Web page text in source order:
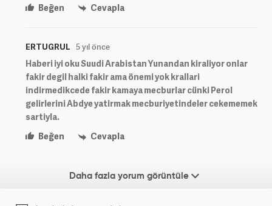
Beğen
Cevapla
ERTUGRUL 5 yıl önce
Haberi iyi oku Suudi Arabistan Yunandan kiraliyor onlar
fakir degil halki fakir ama önemi yok krallari
indirmedikcede fakir kamaya mecburlar cünki Perol
gelirlerini Abdye yatirmak mecburiyetindeler cekememek
sartiyla.
Beğen
Cevapla
Daha fazla yorum görüntüle